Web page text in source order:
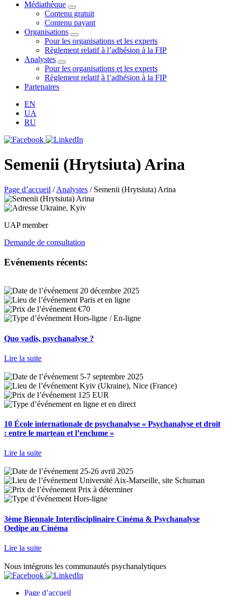
Médiathèque
Contenu gratuit
Contenu payant
Organisations
Pour les organisations et les experts
Règlement relatif à l’adhésion à la FIP
Analystes
Pour les organisations et les experts
Règlement relatif à l’adhésion à la FIP
Partenaires
EN
UA
RU
Semenii (Hrytsiuta) Arina
Page d’accueil /Analystes / Semenii (Hrytsiuta) Arina
Ukraine, Kyiv
UAP member
Demande de consultation
Evénements récents:
20 décembre 2025
Paris et en ligne
€70
Hors-ligne / En-ligne
Quo vadis, psychanalyse ?
Lire la suite
5-7 septembre 2025
Kyiv (Ukraine), Nice (France)
125 EUR
en ligne et en direct
10 École internationale de psychanalyse « Psychanalyse et droit
: entre le marteau et l’enclume »
Lire la suite
25-26 avril 2025
Université Aix-Marseille, site Schuman
Prix à déterminer
Hors-ligne
3ème Biennale Interdisciplinaire Cinéma & Psychanalyse
Oedipe au Cinéma
Lire la suite
Nous intégrons les communautés psychanalytiques
Page d’accueil